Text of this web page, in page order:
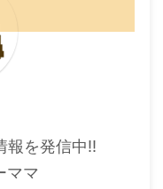
報を発信中!!
ママ